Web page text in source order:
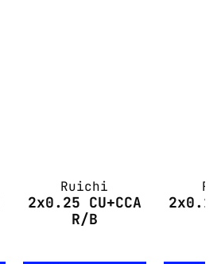
Ruichi
2x0.25 CU+CCA
R/B
2x0.16